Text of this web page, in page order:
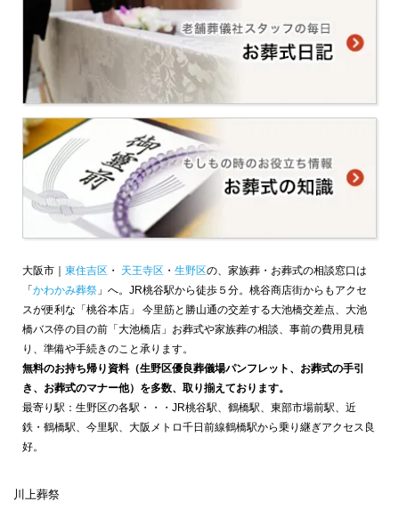
大阪市｜ 東住吉区 ・ 天王寺区 ・ 生野区の、家族葬・お葬式の相談窓口は
「かわかみ葬祭 」へ。JR桃谷駅から徒歩５分。桃谷商店街からもアクセ
スが便利な「桃谷本店」 今里筋と勝山通の交差する大池橋交差点、大池
橋バス停の目の前「大池橋店」お葬式や家族葬の相談、事前の費用見積
り、準備や手続きのこと承ります。
無料のお持ち帰り資料（生野区優良葬儀場パンフレット、お葬式の手引
き、お葬式のマナー他）を多数、取り揃えております。
最寄り駅：生野区の各駅・・・JR桃谷駅、鶴橋駅、東部市場前駅、近
鉄・鶴橋駅、今里駅、大阪メトロ千日前線鶴橋駅から乗り継ぎアクセス良
好。
川上葬祭